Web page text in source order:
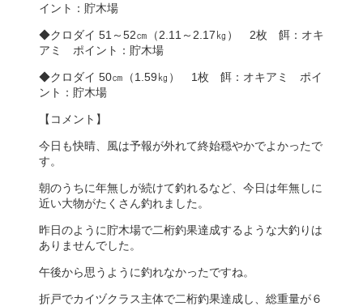
イント：貯木場
◆クロダイ 51～52㎝（2.11～2.17㎏） 2枚 餌：オキ
アミ ポイント：貯木場
◆クロダイ 50㎝（1.59㎏） 1枚 餌：オキアミ ポイ
ント：貯木場
【コメント】
今日も快晴、風は予報が外れて終始穏やかでよかったで
す。
朝のうちに年無しが続けて釣れるなど、今日は年無しに
近い大物がたくさん釣れました。
昨日のように貯木場で二桁釣果達成するような大釣りは
ありませんでした。
午後から思うように釣れなかったですね。
折戸でカイヅクラス主体で二桁釣果達成し、総重量が６